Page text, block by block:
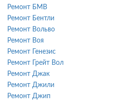
Ремонт БМВ
Ремонт Бентли
Ремонт Вольво
Ремонт Воя
Ремонт Генезис
Ремонт Грейт Вол
Ремонт Джак
Ремонт Джили
Ремонт Джип